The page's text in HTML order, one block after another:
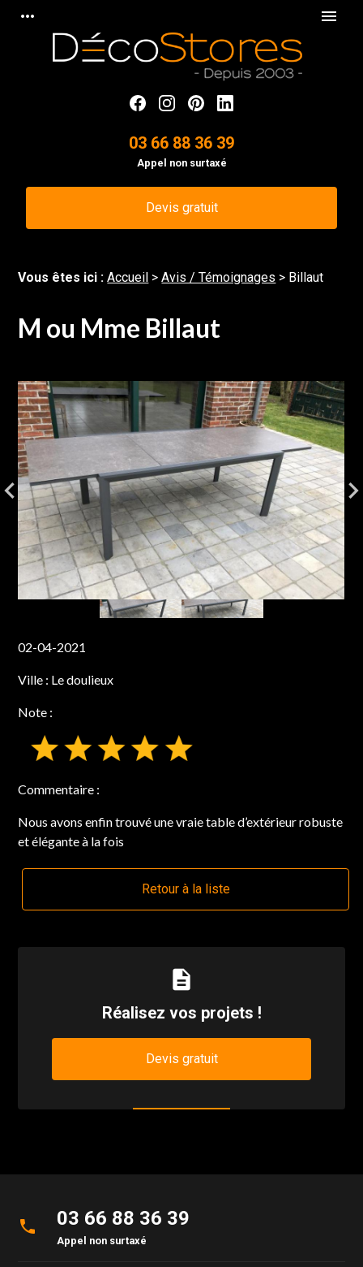
more_horiz menu
03 66 88 36 39
Appel non surtaxé
Devis gratuit
Vous êtes ici :Accueil >Avis / Témoignages > Billaut
M ou Mme Billaut
02-04-2021
Ville : Le doulieux
Note :
Commentaire :
Nous avons enfin trouvé une vraie table d’extérieur robuste
et élégante à la fois
Retour à la liste
description
Réalisez vos projets !
Devis gratuit
phone 03 66 88 36 39
Appel non surtaxé